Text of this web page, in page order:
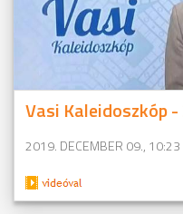
Vasi Kaleidoszkóp
2019. DECEMBER 09., 10:23